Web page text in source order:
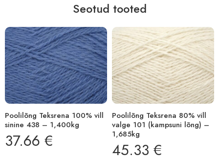
Seotud tooted
Poolilõng Teksrena 100% vill
sinine 438 – 1,400kg
37.66 €
Poolilõng Teksrena 80% vill
valge 101 (kampsuni lõng) –
1,685kg
45.33 €